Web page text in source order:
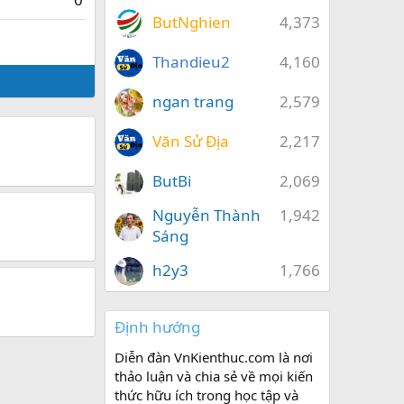
4,373
ButNghien
4,160
Thandieu2
2,579
ngan trang
2,217
Văn Sử Địa
2,069
ButBi
1,942
Nguyễn Thành
Sáng
1,766
h2y3
Định hướng
Diễn đàn VnKienthuc.com là nơi
thảo luận và chia sẻ về mọi kiến
thức hữu ích trong học tập và